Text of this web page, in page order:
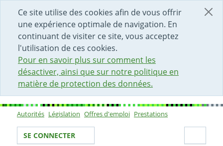
Ce site utilise des cookies afin de vous offrir
une expérience optimale de navigation. En
continuant de visiter ce site, vous acceptez
l'utilisation de ces cookies.
Pour en savoir plus sur comment les
désactiver, ainsi que sur notre politique en
matière de protection des données.
DÉBUT DU CONTENU DE LA PAGE
ACCÈS AU CHAMP DE RECHERCHE
PAGE D'ACCUEIL
FORMULAIRE DE CONTACT
Sous-navigation
Autorités Législation Offres d'emploi Prestations
Votre identité
SE CONNECTER